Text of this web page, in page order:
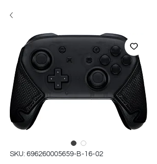
SKU: 696260005659-B-16-02